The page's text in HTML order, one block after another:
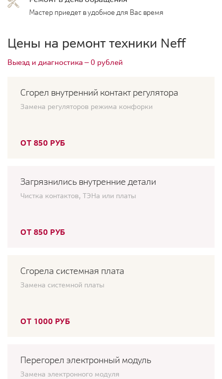
Мастер приедет в удобное для Вас время
Цены на ремонт техники Neff
Выезд и диагностика — 0 рублей
Сгорел внутренний контакт регулятора
Замена регуляторов режима конфорки
ОТ 850 РУБ
Загрязнились внутренние детали
Чистка контактов, ТЭНа или платы
ОТ 850 РУБ
Сгорела системная плата
Замена системной платы
ОТ 1000 РУБ
Перегорел электронный модуль
Замена электронного модуля